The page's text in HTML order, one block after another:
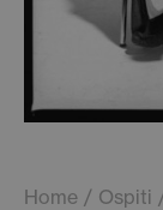
Home Ospiti